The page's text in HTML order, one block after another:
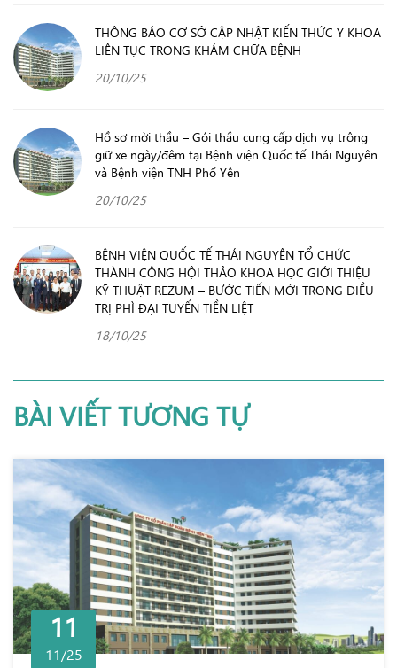
THÔNG BÁO CƠ SỞ CẬP NHẬT KIẾN THỨC Y KHOA
LIÊN TỤC TRONG KHÁM CHỮA BỆNH
20/10/25
Hồ sơ mời thầu – Gói thầu cung cấp dịch vụ trông
giữ xe ngày/đêm tại Bệnh viện Quốc tế Thái Nguyên
và Bệnh viện TNH Phổ Yên
20/10/25
BỆNH VIỆN QUỐC TẾ THÁI NGUYÊN TỔ CHỨC
THÀNH CÔNG HỘI THẢO KHOA HỌC GIỚI THIỆU
KỸ THUẬT REZUM – BƯỚC TIẾN MỚI TRONG ĐIỀU
TRỊ PHÌ ĐẠI TUYẾN TIỀN LIỆT
18/10/25
BÀI VIẾT TƯƠNG TỰ
11
11/25